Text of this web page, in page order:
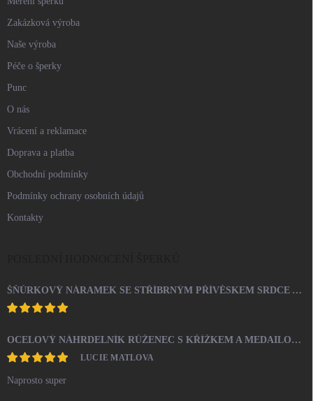
Zakázková výroba
Naše výroba
Péče o šperky
Punc
O nás
Vrácení a reklamace
Doprava a platba
Obchodní podmínky
Podmínky ochrany osobních údajů
Kontakty
ŠŇŮRKOVÝ NÁRAMEK SE STŘÍBRNÝM PŘÍVĚSKEM SRDCE A KRYSTALY SWAROVSKI CRYSTAL (STŘÍBRO 925/1000)
OCELOVÝ NÁHRDELNÍK RŮŽENEC S KŘÍŽKEM A MEDAILONEM
LUCIE MATLOVA
Naprosto super